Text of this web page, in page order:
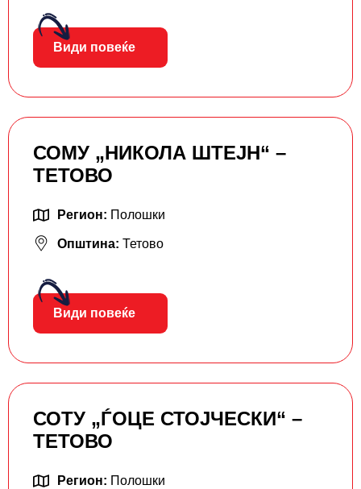
Види повеќе
СОМУ „НИКОЛА ШТЕЈН“ –
ТЕТОВО
Регион: Полошки
Општина: Тетово
Види повеќе
СОТУ „ЃОЦЕ СТОЈЧЕСКИ“ –
ТЕТОВО
Регион: Полошки